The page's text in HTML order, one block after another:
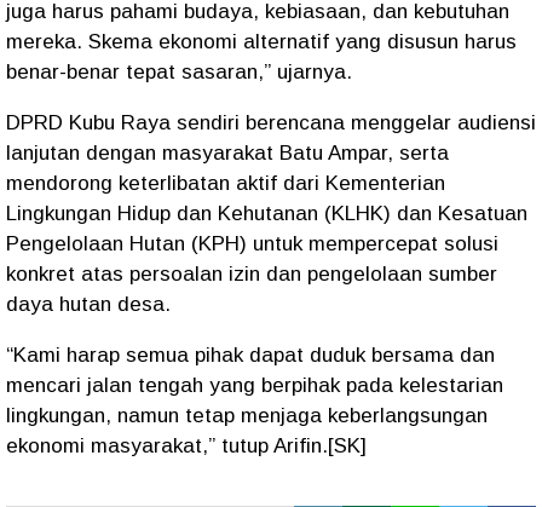
juga harus pahami budaya, kebiasaan, dan kebutuhan
mereka. Skema ekonomi alternatif yang disusun harus
benar-benar tepat sasaran,” ujarnya.
DPRD Kubu Raya sendiri berencana menggelar audiensi
lanjutan dengan masyarakat Batu Ampar, serta
mendorong keterlibatan aktif dari Kementerian
Lingkungan Hidup dan Kehutanan (KLHK) dan Kesatuan
Pengelolaan Hutan (KPH) untuk mempercepat solusi
konkret atas persoalan izin dan pengelolaan sumber
daya hutan desa.
“Kami harap semua pihak dapat duduk bersama dan
mencari jalan tengah yang berpihak pada kelestarian
lingkungan, namun tetap menjaga keberlangsungan
ekonomi masyarakat,” tutup Arifin.[SK]